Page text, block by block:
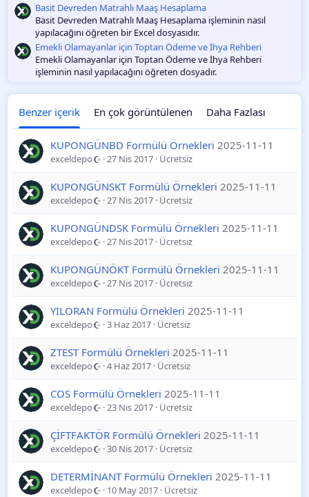
Basit Devreden Matrahlı Maaş Hesaplama
Basit Devreden Matrahlı Maaş Hesaplama işleminin nasıl
yapılacağını öğreten bir Excel dosyasıdır.
Emekli Olamayanlar için Toptan Ödeme ve İhya Rehberi
Emekli Olamayanlar için Toptan Ödeme ve İhya Rehberi
işleminin nasıl yapılacağını öğreten dosyadır.
Benzer içerik En çok görüntülenen Daha Fazlası
KUPONGÜNBD Formülü Örnekleri 2025-11-11
exceldepo 27 Nis 2017 Ücretsiz
KUPONGÜNSKT Formülü Örnekleri 2025-11-11
exceldepo 27 Nis 2017 Ücretsiz
KUPONGÜNDSK Formülü Örnekleri 2025-11-11
exceldepo 27 Nis 2017 Ücretsiz
KUPONGÜNÖKT Formülü Örnekleri 2025-11-11
exceldepo 27 Nis 2017 Ücretsiz
YILORAN Formülü Örnekleri 2025-11-11
exceldepo 3 Haz 2017 Ücretsiz
ZTEST Formülü Örnekleri 2025-11-11
exceldepo 4 Haz 2017 Ücretsiz
COS Formülü Örnekleri 2025-11-11
exceldepo 23 Nis 2017 Ücretsiz
ÇİFTFAKTÖR Formülü Örnekleri 2025-11-11
exceldepo 30 Nis 2017 Ücretsiz
DETERMİNANT Formülü Örnekleri 2025-11-11
exceldepo 10 May 2017 Ücretsiz